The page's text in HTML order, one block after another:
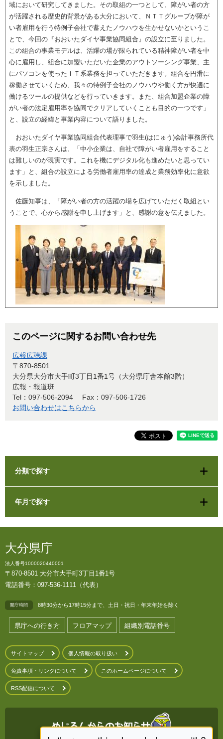
域において研究してきました。その取組の一つとして、障がい者の方
が活躍される歴史的背景がある大分において、ＮＴＴグループが障が
い者雇用を行う特例子会社で蓄えたノウハウを生かせないかというこ
とで、今回の『おおいたダイヤ事業協同組合』の設立に至りました。
この組合の事業モデルは、活躍の場が限られている精神障がい者を中
心に雇用し、組合に加盟いただいた企業のアウトソーシング事業、主
にパソコンを使ったＩＴ系業務を担っていただきます。組合を円滑に
稼働させていくため、我々の特例子会社のノウハウや働く方が快適に
働けるツールの提供などを行っていきます。また、組合加盟企業の障
がい者の法定雇用率を協同でクリアしていくことも目的の一つです」
と、設立の経緯と事業内容について語りました。
おおいたダイヤ事業協同組合代表理事で羽生(はにゅう)会計事務所代
表の羽生正宗さんは、「中小企業は、自社で障がい者雇用をすること
は難しいのが現実です。これを機にデジタル化も進めたいと思ってい
ます」と、組合の設立による労働者雇用率の達成と業務効率化に意欲
を示しました。
佐藤知事は、「障がい者の方の活躍の場を広げていただく取組とい
うことで、心から感謝を申し上げます」と、感謝の意を伝えました。
このページに関するお問い合わせ先
広報広聴課
〒870-8501
大分県大分市大手町3丁目1番1号（大分県庁舎本館3階）
広報・報道班
Tel：097-506-2094
Fax：097-506-1726
お問い合わせはこちらから
分類で探す
年月で探す
大分県庁
法人番号1000020440001
〒870-8501 大分市大手町3丁目1番1号
電話番号：097-536-1111（代表）
開庁時間 8時30分から17時15分まで、土日・祝日・年末年始を除く
県庁への行き方 フロアマップ 組織別電話番号
サイトマップ 個人情報の取り扱い
免責事項・リンクについて このホームページについて
RSS配信について